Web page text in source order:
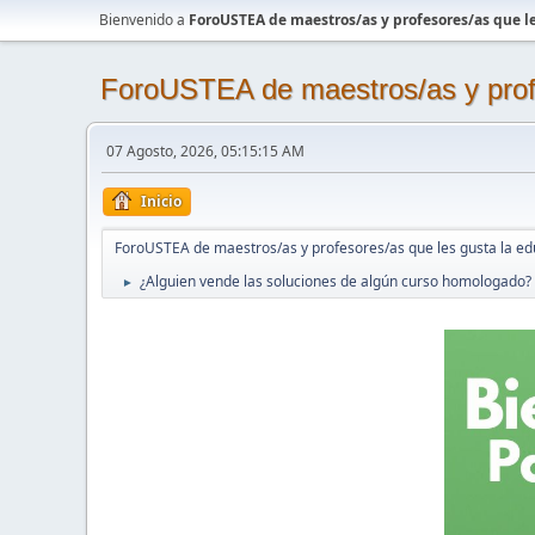
Bienvenido a ForoUSTEA de maestros/as y profesores/as que
ForoUSTEA de maestros/as y
07 Agosto, 2026, 05:15:15 AM
Inicio
ForoUSTEA de maestros/as y profesores/as que les gusta la
► ¿Alguien vende las soluciones de algún curso homologado?